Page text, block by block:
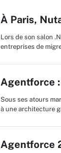
À Paris,
Lors de son salon
entreprises de
Agentforce
Sous ses atours
à une architecture
Agentforce